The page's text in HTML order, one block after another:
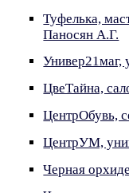
Туфелька,
Паносян А.Г.
Универ21маг,
ЦвеТайна,
ЦентрОбувь,
ЦентрУМ,
Черная